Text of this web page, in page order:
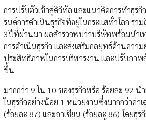
การปรับตัวเข้าสู่ดิจิทัล และแนวคิดการทำธุรกิ
รนด์การดำเนินธุรกิจที่อยู่ในกระแสทั่วโลก รว
3ปีที่ผ่านมา ผลสำรวจพบว่าบริษัทพร้อมนำเ
การดำเนินธุรกิจ และส่งเสริมกลยุทธ์ด้านควา
ประสิทธิภาพในการบริหารงาน และปรับภาพ
ขึ้น
มากกว่า 9 ใน 10 ของธุรกิจหรือ ร้อยละ 92 น
ในธุรกิจอย่างน้อย 1 หน่วยงานซึ่งมากกว่าค่า
(ร้อยละ 87) และอาเซียน (ร้อยละ 86) โดยธุร